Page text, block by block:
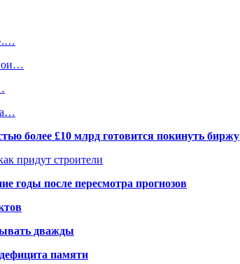
более £10 млрд готовится покинуть биржу
придут строители
годы после пересмотра прогнозов
дважды
памяти